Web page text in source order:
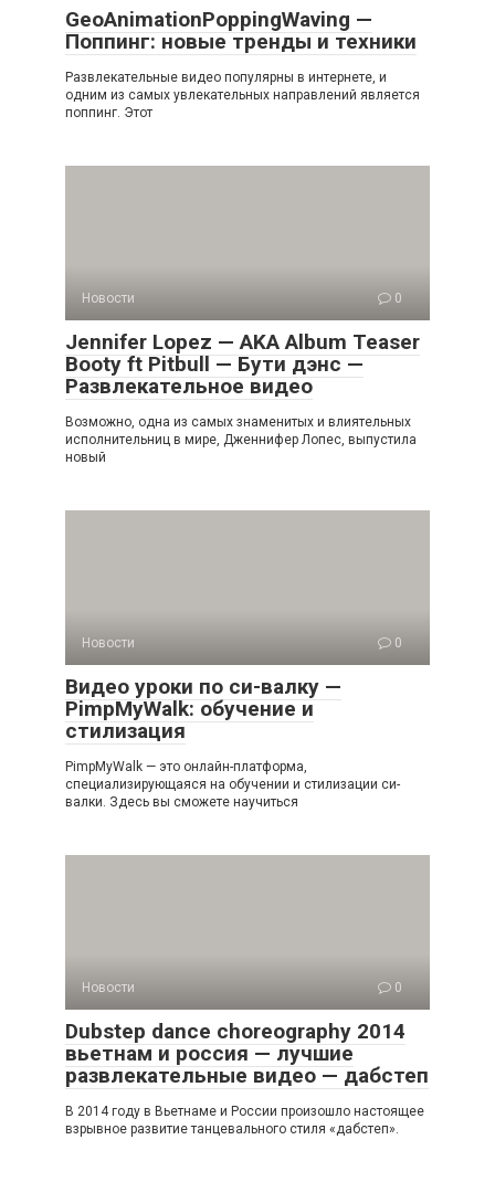
GeoAnimationPoppingWaving —
Поппинг: новые тренды и техники
Развлекательные видео популярны в интернете, и
одним из самых увлекательных направлений является
поппинг. Этот
Новости 0
Jennifer Lopez — AKA Album Teaser
Booty ft Pitbull — Бути дэнс —
Развлекательное видео
Возможно, одна из самых знаменитых и влиятельных
исполнительниц в мире, Дженнифер Лопес, выпустила
новый
Новости 0
Видео уроки по си-валку —
PimpMyWalk: обучение и
стилизация
PimpMyWalk — это онлайн-платформа,
специализирующаяся на обучении и стилизации си-
валки. Здесь вы сможете научиться
Новости 0
Dubstep dance choreography 2014
вьетнам и россия — лучшие
развлекательные видео — дабстеп
В 2014 году в Вьетнаме и России произошло настоящее
взрывное развитие танцевального стиля «дабстеп».